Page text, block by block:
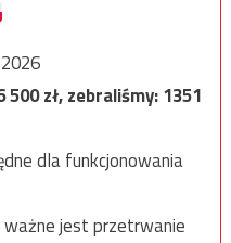
500zł, zebraliśmy:1351
dla funkcjonowania
jest przetrwanie